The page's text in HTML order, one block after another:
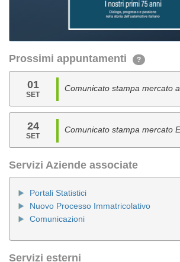
Prossimi appuntamenti ?
01
SET
Comunicato stampa mercato
24
SET
Comunicato stampa mercato
Servizi Aziende associate
Portali Statistici
Nuovo Processo Immatricolativo
Comunicazioni
Servizi esterni